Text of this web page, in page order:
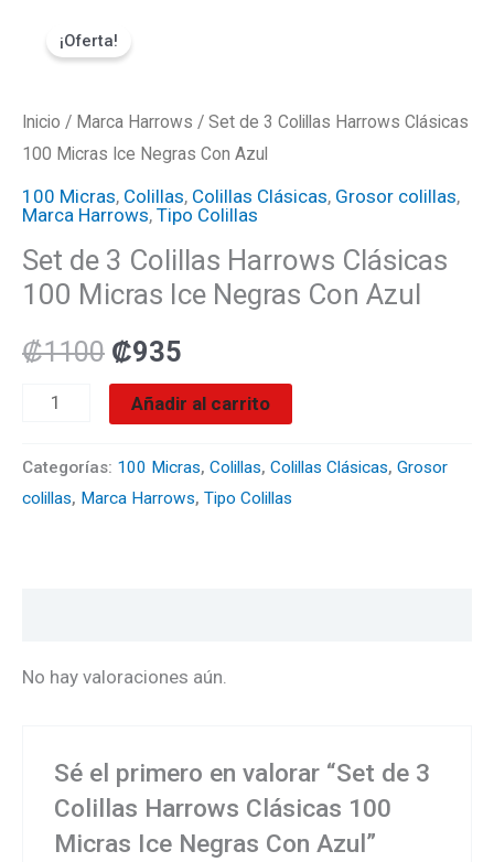
¡Oferta!
Inicio / Marca Harrows / Set de 3 Colillas Harrows Clásicas
100 Micras Ice Negras Con Azul
100 Micras, Colillas, Colillas Clásicas, Grosor colillas,
Marca Harrows, Tipo Colillas
Set de 3 Colillas Harrows Clásicas
100 Micras Ice Negras Con Azul
₡1100
original
₡1100.
₡935
actual
₡935.
Colillas
Harrows
Clásicas
100
Micras
Ice
Con
Azul
Añadir al carrito
Categorías: 100 Micras, Colillas, Colillas Clásicas, Grosor
colillas, Marca Harrows, Tipo Colillas
No hay valoraciones aún.
Sé el primero en valorar “Set de 3
Colillas Harrows Clásicas 100
Micras Ice Negras Con Azul”